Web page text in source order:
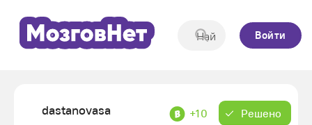
Войти
dastanovasa +10 Решено